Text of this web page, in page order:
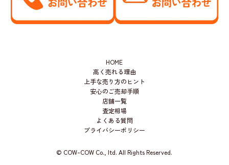
HOME
高く売れる理由
上手な売り方のヒント
安心のご売却手順
店舗一覧
査定相場
よくある質問
プライバシーポリシー
© COW-COW Co., ltd. All Rights Reserved.